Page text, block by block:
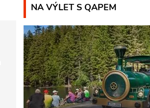
NA VÝLET S QAPEM